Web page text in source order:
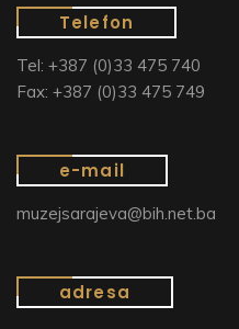
Telefon
Tel: +387 (0)33 475 740
Fax: +387 (0)33 475 749
e-mail
muzejsarajeva@bih.net.ba
adresa